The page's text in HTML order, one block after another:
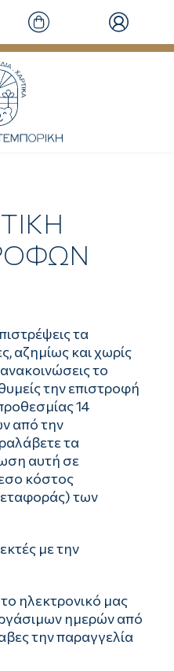
τα
αζημίως και χωρίς
το
την επιστροφή
14
από την
τα
αυτή σε
κόστος
των
με την
ηλεκτρονικό μας
ημερών από
την παραγγελία